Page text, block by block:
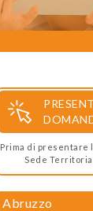
Prima di presentare
Sede
Abruzzo